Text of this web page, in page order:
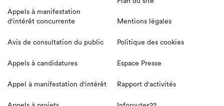
Appels à manifestation
d'intérêt concurrente
Avis de consultation du public
Appels à candidatures
Appel à manifestation d'intérêt
Mentions légales
Politique des cookies
Espace Presse
Rapport d'activités